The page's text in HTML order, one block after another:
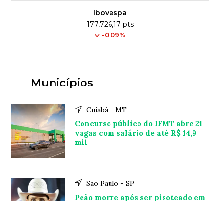
Ibovespa
177,726,17 pts
-0.09%
Municípios
Cuiabá - MT
Concurso público do IFMT abre 21
vagas com salário de até R$ 14,9
mil
São Paulo - SP
Peão morre após ser pisoteado em